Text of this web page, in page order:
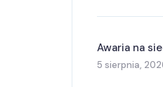
Awaria na
5 sierpnia,